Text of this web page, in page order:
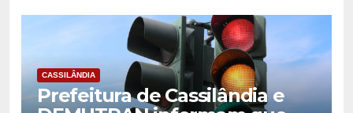
CASSILÂNDIA
Prefeitura de Cassilândia e